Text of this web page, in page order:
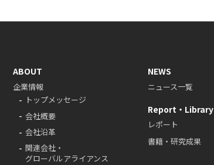
ABOUT
企業情報
トップメッセージ
会社概要
会社沿革
関連会社・
グローバルアライアンス
NEWS
ニュース一覧
Report・Library
レポート
書籍・研究成果